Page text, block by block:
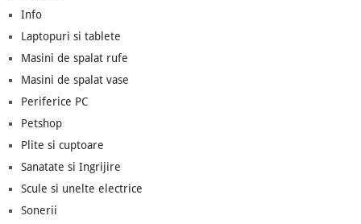
Info
Laptopuri si tablete
Masini de spalat rufe
Masini de spalat vase
Periferice PC
Petshop
Plite si cuptoare
Sanatate si Ingrijire
Scule si unelte electrice
Sonerii